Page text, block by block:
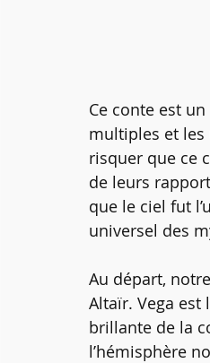
Ce conte est
multiples et les
risquer que ce
de leurs
que le ciel fut
universel des
Au départ,
Altaïr. Vega est
brillante de la
l’hémisphère